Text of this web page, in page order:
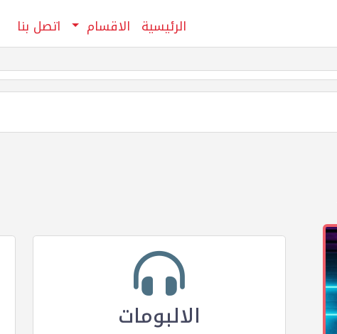
الرئيسية الاقسام اتصل بنا
الالبومات